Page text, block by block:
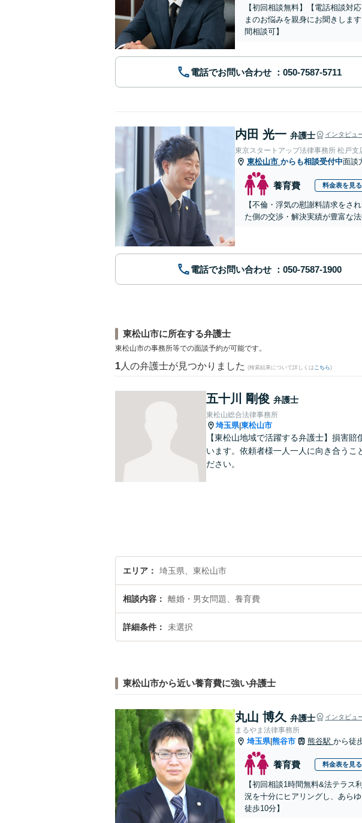
【初回相談無料】【電話相談対
まのお悩みを親身にお聞きしま
間相談可】
電話でお問い合わせ
内田 光一 弁護士 インタビュ
東京スタートアップ法律事務所 松戸支
東松山市 からも相談受付中面談
養育費 料金表を見る
【不倫・浮気の慰謝料請求をさ
た側の交渉・解決実績が豊富な
電話でお問い合わせ
東松山市に所在する弁護士
東松山市の事務所等での面談予約が可能です。
1 人の弁護士が見つかりました (検索結果について詳しくは こちら)
五十川 剛俊 弁護士
東松山総合法律事務所
埼玉県|東松山市
【東松山地域で活躍する弁護士】損害
います。依頼者様一人一人に向き合うこ
ださい。
エリア 埼玉県、東松山市
相談内容 離婚・男女問題、養育費
詳細条件 未選択
東松山市から近い養育費に強い弁護士
丸山 博久 弁護士 インタビュ
まるやま法律事務所
埼玉県|熊谷市 熊谷駅 から徒
養育費 料金表を見る
【初回相談1時間無料&法テラ
況を十分にヒアリングし、あら
徒歩10分】